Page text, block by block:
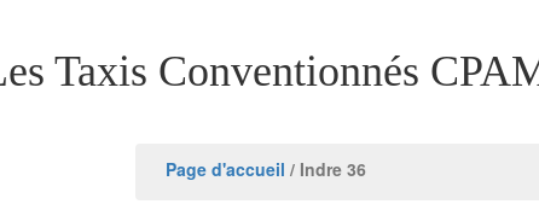
Taxis Conventionnés
Page d'accueil / Indre 36